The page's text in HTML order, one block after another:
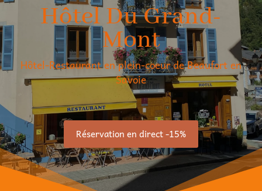
Hôtel Du Grand-
Mont
Hôtel-Restaurant en plein-coeur de Beaufort en
Savoie
Réservation en direct -15%